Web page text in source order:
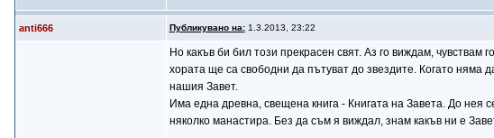
anti666 Публикувано на:1.3.2013, 23:22
Но какъв би бил този прекрасен свят. Аз го виждам, чувствам
хората ще са свободни да пътуват до звездите. Когато
нашия Завет.
Има една древна, свещена книга - Книгата на Завета. До нея
няколко манастира. Без да съм я виждал, знам какъв ни е